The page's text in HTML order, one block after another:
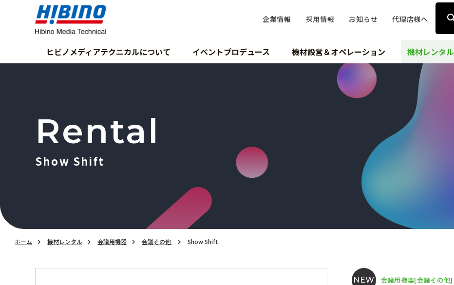
企業情報 採用情報 お知らせ 代理店様へ
ヒビノメディアテクニカルについて イベントプロデュース 機材設営＆オペレーション 機材レンタル
ホーム 機材レンタル 会議用機器 会議その他 Show Shift
Rental
Show Shift
NEW 会議用機器[会議その他]